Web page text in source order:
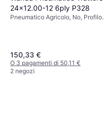
24x12.00-12 6ply P328
Pneumatico Agricolo, No, Profilo
150,33 €
O 3 pagamenti di 50,11 €
2 negozi